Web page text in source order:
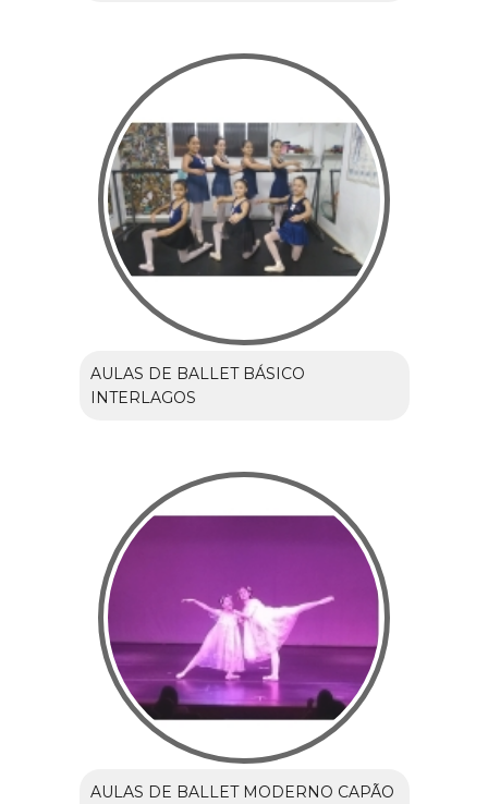
AULAS DE BALLET BÁSICO
INTERLAGOS
AULAS DE BALLET MODERNO CAPÃO